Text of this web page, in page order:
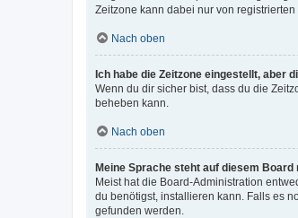
Zeitzone kann dabei nur von
Nach oben
Ich habe die Zeitzone eingestellt, aber
Wenn du dir sicher bist, dass du die
beheben kann.
Nach oben
Meine Sprache steht auf diesem Board
Meist hat die Board-Administration
du benötigst, installieren kann. Falls es
gefunden werden.